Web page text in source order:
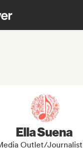
Ella Suena
Outlet/Journalist